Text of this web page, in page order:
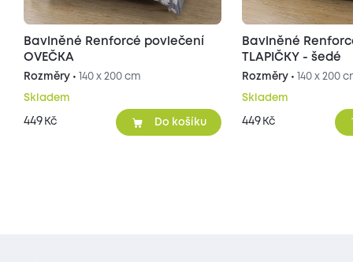
Bavlněné Renforcé povlečení
OVEČKA
Rozměry • 140 x 200 cm
Skladem
449 Kč Do košíku
Bavlněné
TLAPIČKY - šedé
Rozměry • 140 x 200
Skladem
449 Kč